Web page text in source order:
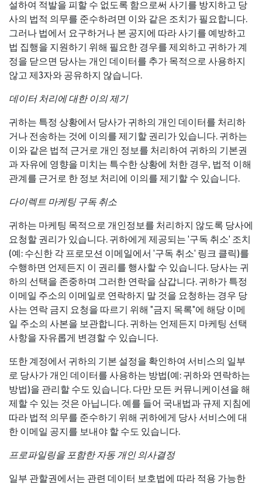
설하여 적발을 피할 수 없도록 함으로써 사기를 방지하고 당
사의 법적 의무를 준수하려면 이와 같은 조치가 필요합니다.
그러나 법에서 요구하거나 본 공지에 따라 사기를 예방하고
법 집행을 지원하기 위해 필요한 경우를 제외하고 귀하가 계
정을 닫으면 당사는 개인 데이터를 추가 목적으로 사용하지
않고 제3자와 공유하지 않습니다.
데이터 처리에 대한 이의 제기
귀하는 특정 상황에서 당사가 귀하의 개인 데이터를 처리하
거나 전송하는 것에 이의를 제기할 권리가 있습니다. 귀하는
이와 같은 법적 근거로 개인 정보를 처리하여 귀하의 기본권
과 자유에 영향을 미치는 특수한 상황에 처한 경우, 법적 이해
관계를 근거로 한 정보 처리에 이의를 제기할 수 있습니다.
다이렉트 마케팅 구독 취소
귀하는 마케팅 목적으로 개인정보를 처리하지 않도록 당사에
요청할 권리가 있습니다. 귀하에게 제공되는 '구독 취소' 조치
(예: 수신한 각 프로모션 이메일에서 '구독 취소' 링크 클릭)를
수행하면 언제든지 이 권리를 행사할 수 있습니다. 당사는 귀
하의 선택을 존중하며 그러한 연락을 삼갑니다. 귀하가 특정
이메일 주소의 이메일로 연락하지 말 것을 요청하는 경우 당
사는 연락 금지 요청을 따르기 위해 "금지 목록"에 해당 이메
일 주소의 사본을 보관합니다. 귀하는 언제든지 마케팅 선택
사항을 자유롭게 변경할 수 있습니다.
또한 계정에서 귀하의 기본 설정을 확인하여 서비스의 일부
로 당사가 개인 데이터를 사용하는 방법(예: 귀하와 연락하는
방법)을 관리할 수도 있습니다. 다만 모든 커뮤니케이션을 해
제할 수 있는 것은 아닙니다. 예를 들어 국내법과 규제 지침에
따라 법적 의무를 준수하기 위해 귀하에게 당사 서비스에 대
한 이메일 공지를 보내야 할 수도 있습니다.
프로파일링을 포함한 자동 개인 의사결정
일부 관할권에서는 관련 데이터 보호법에 따라 적용 가능한